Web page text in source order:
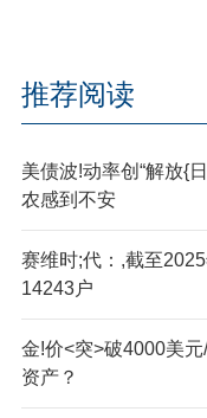
推荐阅读
美债波!动率创“解放{
农感到不安
赛维时;代：,截至
14243户
金!价<突>破4000美
资产？